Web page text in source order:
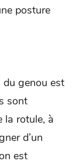
posture
du genou est
sont
la rotule, à
d’un
est